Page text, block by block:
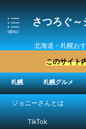
さつろぐ～
北海道・札幌お
略法を
このサイト
札幌 札幌グルメ
ジョニーさんとは
TikTok